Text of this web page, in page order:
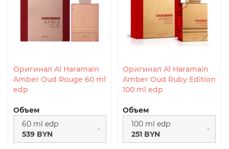
Оригинал Al Haramain
Amber Oud Rouge 60 ml
edp
Объем
60 ml edp
539 BYN
Оригинал Al Haramain
Amber Oud Ruby Edition
100 ml edp
Объем
100 ml edp
251 BYN